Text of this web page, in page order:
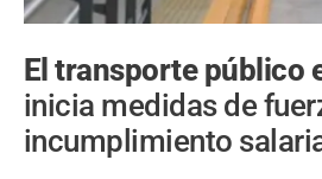
El transporte público
inicia medidas de
incumplimiento